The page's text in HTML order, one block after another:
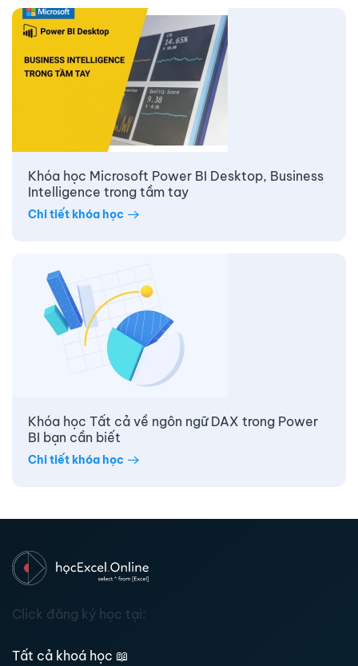
Khóa học Microsoft Power BI Desktop, Business
Intelligence trong tầm tay
Chi tiết khóa học
Khóa học Tất cả về ngôn ngữ DAX trong Power
BI bạn cần biết
Chi tiết khóa học
Click đăng ký học tại:
Tất cả khoá học 📖